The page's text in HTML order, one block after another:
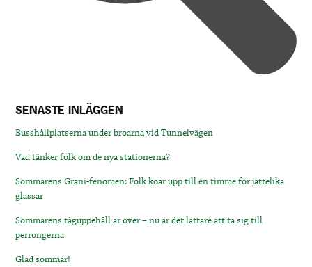
SENASTE INLÄGGEN
Busshållplatserna under broarna vid Tunnelvägen
Vad tänker folk om de nya stationerna?
Sommarens Grani-fenomen: Folk köar upp till en timme för jättelika
glassar
Sommarens tåguppehåll är över – nu är det lättare att ta sig till
perrongerna
Glad sommar!